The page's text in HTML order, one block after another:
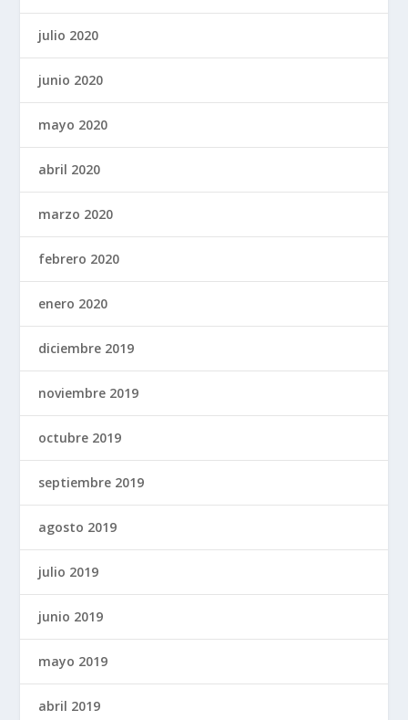
julio 2020
junio 2020
mayo 2020
abril 2020
marzo 2020
febrero 2020
enero 2020
diciembre 2019
noviembre 2019
octubre 2019
septiembre 2019
agosto 2019
julio 2019
junio 2019
mayo 2019
abril 2019